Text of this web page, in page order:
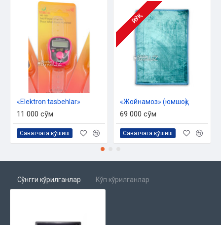
«Elektron tasbehlar»
11 000 сўм
Саватчага қўшиш
ЙЎҚ
«Жойнамоз» (юмшоқ)
69 000 сўм
Саватчага қўшиш
Сўнгги кўрилганлар Кўп кўрилганлар